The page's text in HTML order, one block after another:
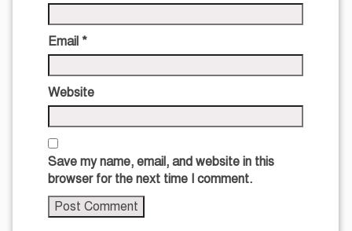
Email *
Website
Save my name, email, and website in this
browser for the next time I comment.